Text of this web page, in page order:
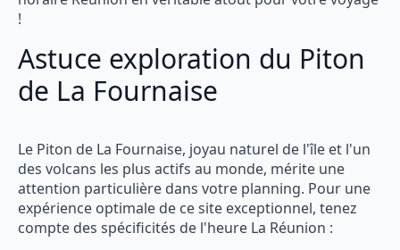
!
Astuce exploration du Piton
de La Fournaise
Le Piton de La Fournaise, joyau naturel de l'île et l'un
des volcans les plus actifs au monde, mérite une
attention particulière dans votre planning. Pour une
expérience optimale de ce site exceptionnel, tenez
compte des spécificités de l'heure La Réunion :